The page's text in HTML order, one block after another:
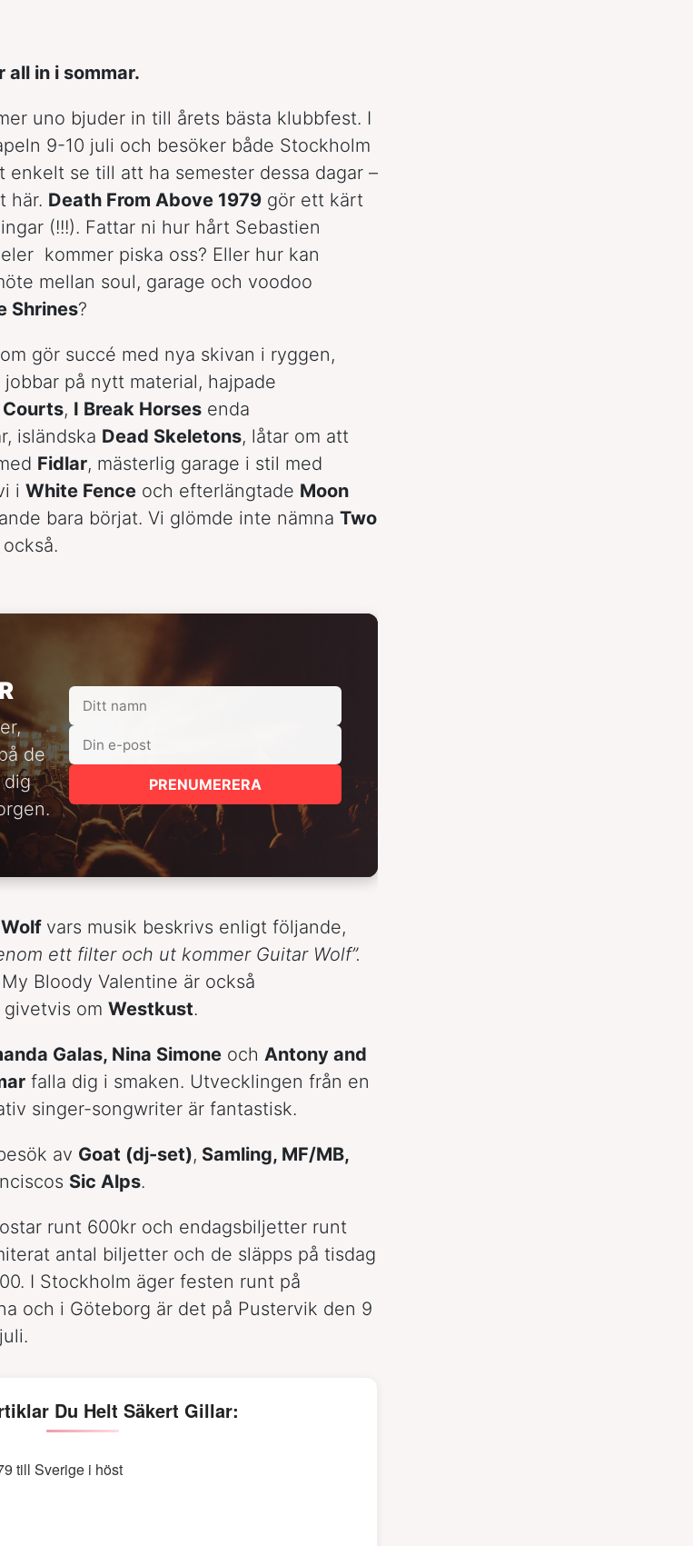
all in i sommar.
uno bjuder in till årets bästa klubbfest. I
9-10 juli och besöker både Stockholm
enkelt se till att ha semester dessa dagar –
här. Death From Above 1979 gör ett kärt
(!!!). Fattar ni hur hårt Sebastien
kommer piska oss? Eller hur kan
mellan soul, garage och voodoo
Shrines?
gör succé med nya skivan i ryggen,
jobbar på nytt material, hajpade
, I Break Horses enda
isländska Dead Skeletons, låtar om att
Fidlar, mästerlig garage i stil med
i White Fence och efterlängtade Moon
bara börjat. Vi glömde inte nämna Two
de
dig
PRENUMERERA
vars musik beskrivs enligt följande,
ett filter och ut kommer Guitar Wolf”.
Bloody Valentine är också
om Westkust.
Galas, Nina Simone och Antony and
falla dig i smaken. Utvecklingen från en
singer-songwriter är fantastisk.
av Goat (dj-set), Samling, MF/MB,
Sic Alps.
runt 600kr och endagsbiljetter runt
antal biljetter och de släpps på tisdag
I Stockholm äger festen runt på
och i Göteborg är det på Pustervik den 9
Du Helt Säkert Gillar:
till Sverige i höst